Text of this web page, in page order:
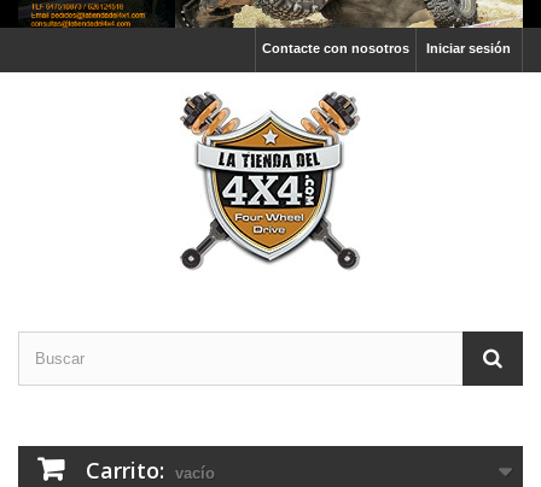
Iniciar sesión
Contacte con nosotros
Carrito: vacío